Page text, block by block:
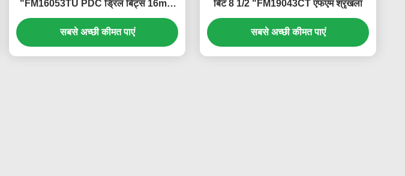
"FM16053TU PDC ड्रिल बिट्स 16mm
मेन कटर साइज
सबसे अच्छी कीमत पाएं
बिट 8 1/2 "FM19043CT एफएम श्रृंखला
सबसे अच्छी कीमत पाएं